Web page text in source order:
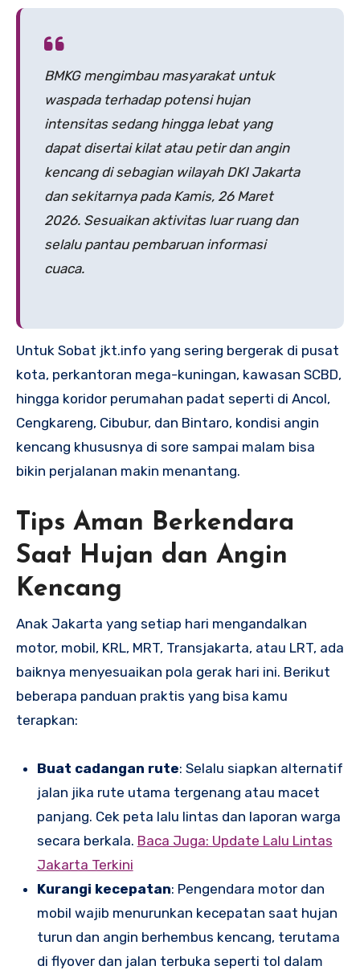
BMKG mengimbau masyarakat untuk
waspada terhadap potensi hujan
intensitas sedang hingga lebat yang
dapat disertai kilat atau petir dan angin
kencang di sebagian wilayah DKI Jakarta
dan sekitarnya pada Kamis, 26 Maret
2026. Sesuaikan aktivitas luar ruang dan
selalu pantau pembaruan informasi
cuaca.
Untuk Sobat jkt.info yang sering bergerak di pusat
kota, perkantoran mega-kuningan, kawasan SCBD,
hingga koridor perumahan padat seperti di Ancol,
Cengkareng, Cibubur, dan Bintaro, kondisi angin
kencang khususnya di sore sampai malam bisa
bikin perjalanan makin menantang.
Tips Aman Berkendara
Saat Hujan dan Angin
Kencang
Anak Jakarta yang setiap hari mengandalkan
motor, mobil, KRL, MRT, Transjakarta, atau LRT, ada
baiknya menyesuaikan pola gerak hari ini. Berikut
beberapa panduan praktis yang bisa kamu
terapkan:
Buat cadangan rute: Selalu siapkan alternatif
jalan jika rute utama tergenang atau macet
panjang. Cek peta lalu lintas dan laporan warga
secara berkala. Baca Juga: Update Lalu Lintas
Jakarta Terkini
Kurangi kecepatan: Pengendara motor dan
mobil wajib menurunkan kecepatan saat hujan
turun dan angin berhembus kencang, terutama
di flyover dan jalan terbuka seperti tol dalam